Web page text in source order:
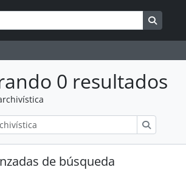
0 resultados
de búsqueda